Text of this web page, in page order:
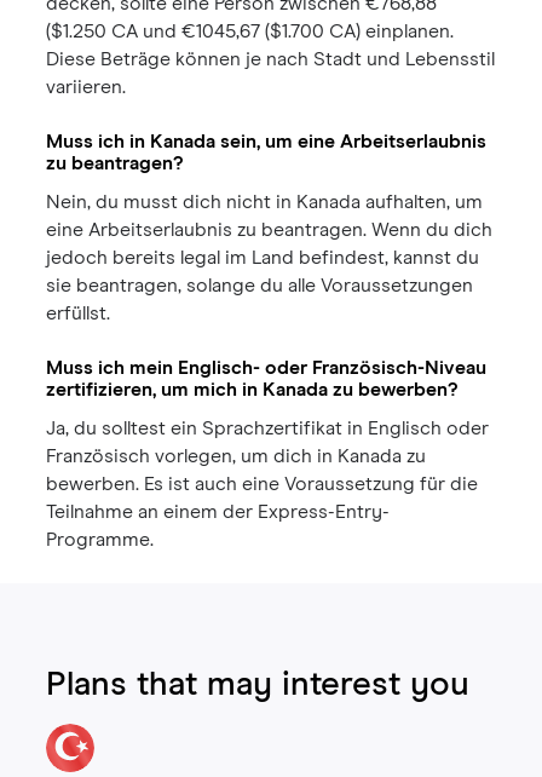
($1.250 CA und €1045,67 ($1.700 CA) einplanen.
Diese Beträge können je nach Stadt und Lebensstil
variieren.
Muss ich in Kanada sein, um eine Arbeitserlaubnis
zu beantragen?
Nein, du musst dich nicht in Kanada aufhalten, um
eine Arbeitserlaubnis zu beantragen. Wenn du dich
jedoch bereits legal im Land befindest, kannst du
sie beantragen, solange du alle Voraussetzungen
erfüllst.
Muss ich mein Englisch- oder Französisch-Niveau
zertifizieren, um mich in Kanada zu bewerben?
Ja, du solltest ein Sprachzertifikat in Englisch oder
Französisch vorlegen, um dich in Kanada zu
bewerben. Es ist auch eine Voraussetzung für die
Teilnahme an einem der Express-Entry-
Programme.
Plans that may interest you